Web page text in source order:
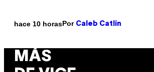
hace 10 horasPor Caleb Catlin
MÁS